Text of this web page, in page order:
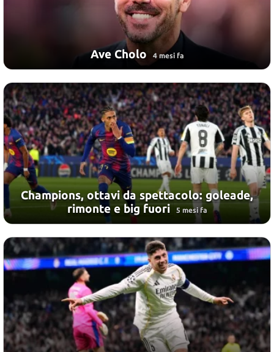
Ave Cholo 4 mesi fa
Champions, ottavi da spettacolo: goleade,
rimonte e big fuori 5 mesi fa